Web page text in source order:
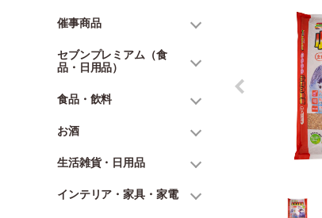
催事商品
セブンプレミアム（食
品・日用品）
食品・飲料
お酒
生活雑貨・日用品
インテリア・家具・家電